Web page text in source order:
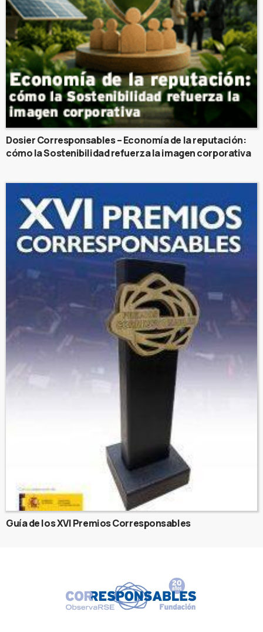
Dosier Corresponsables – Economía de la reputación:
cómo la Sostenibilidad refuerza la imagen corporativa
Guía de los XVI Premios Corresponsables